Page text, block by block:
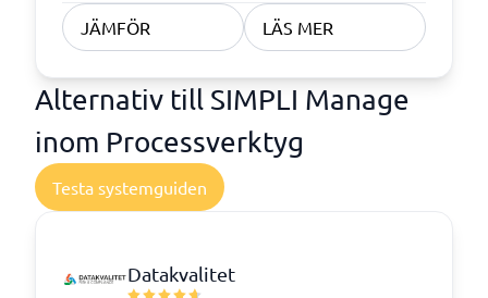
JÄMFÖR LÄS MER
Alternativ till SIMPLI Manage
inom Processverktyg
Testa systemguiden
Datakvalitet